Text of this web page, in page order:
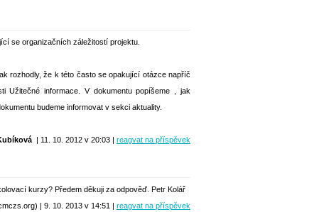
se organizačních záležitostí projektu.
rozhodly, že k této často se opakující otázce napříč
Užitečné informace. V dokumentu popíšeme , jak
budeme informovat v sekci aktuality.
| 11. 10. 2012 v 20:03 | reagvat na příspěvek
kurzy? Předem děkuji za odpověď. Petr Kolář
| 9. 10. 2013 v 14:51 | reagvat na příspěvek